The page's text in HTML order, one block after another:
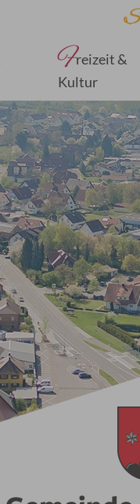
Freizeit &
Kultur